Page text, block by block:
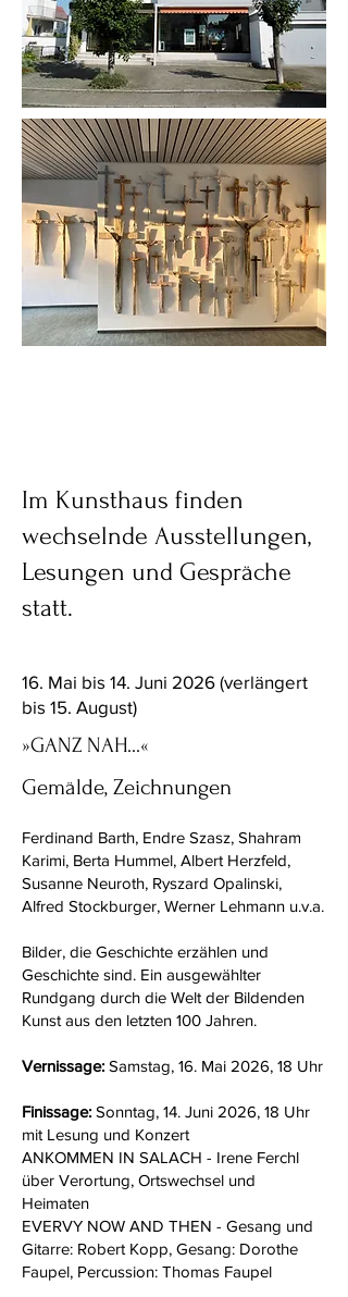
Im Kunsthaus finden
wechselnde Ausstellungen,
Lesungen und Gespräche
statt.
16. Mai bis 14. Juni 2026 (verlängert
bis 15. August)
»GANZ NAH...«
Gemälde, Zeichnungen
Ferdinand Barth, Endre Szasz, Shahram
Karimi, Berta Hummel, Albert Herzfeld,
Susanne Neuroth, Ryszard Opalinski,
Alfred Stockburger, Werner Lehmann u.v.a.
Bilder, die Geschichte erzählen und
Geschichte sind. Ein ausgewählter
Rundgang durch die Welt der Bildenden
Kunst aus den letzten 100 Jahren.
Vernissage: Samstag, 16. Mai 2026, 18 Uhr
Finissage: Sonntag, 14. Juni 2026, 18 Uhr
mit Lesung und Konzert
ANKOMMEN IN SALACH - Irene Ferchl
über Verortung, Ortswechsel und
Heimaten
EVERVY NOW AND THEN - Gesang und
Gitarre: Robert Kopp, Gesang: Dorothe
Faupel, Percussion: Thomas Faupel